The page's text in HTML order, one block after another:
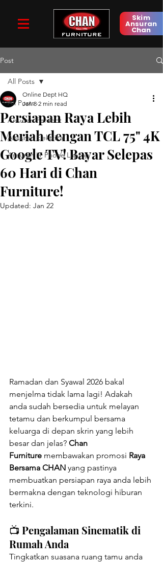
Skim
Ansuran
Chan
Post
All Posts
Ansuran Perabot
Ansuran Elektrikal
Ansuran IT Phone Laptop
All Posts
Persiapan Raya Lebih
Meriah dengan TCL 75" 4K
Google TV! Bayar Selepas
60 Hari di Chan
Furniture!
Online Dept HQ
Jan 8 2 min read
Updated: Jan 22
Ramadan dan Syawal 2026 bakal
menjelma tidak lama lagi! Adakah
anda sudah bersedia untuk melayan
tetamu dan berkumpul bersama
keluarga di depan skrin yang lebih
besar dan jelas? Chan
Furniture membawakan promosi Raya
Bersama CHAN yang pastinya
membuatkan persiapan raya anda lebih
bermakna dengan teknologi hiburan
terkini.
📺 Pengalaman Sinematik di
Rumah Anda
Tingkatkan suasana ruang tamu anda